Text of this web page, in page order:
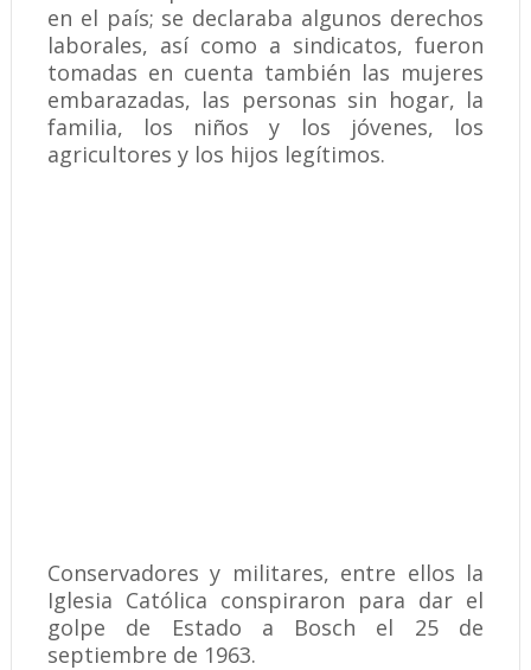
en el país; se declaraba algunos derechos
laborales, así como a sindicatos, fueron
tomadas en cuenta también las mujeres
embarazadas, las personas sin hogar, la
familia, los niños y los jóvenes, los
agricultores y los hijos legítimos.
Conservadores y militares, entre ellos la
Iglesia Católica conspiraron para dar el
golpe de Estado a Bosch el 25 de
septiembre de 1963.